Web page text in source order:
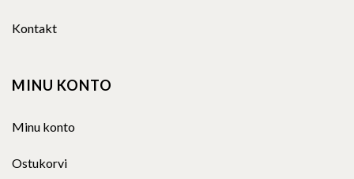
Kontakt
MINU KONTO
Minu konto
Ostukorvi